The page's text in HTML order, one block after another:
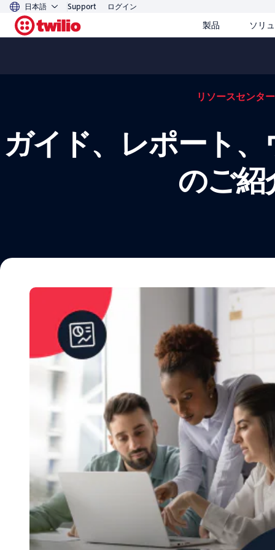
日本語 Support ログイン
製品 ソリ
リソースセンター
ガイド、レポート
のご紹